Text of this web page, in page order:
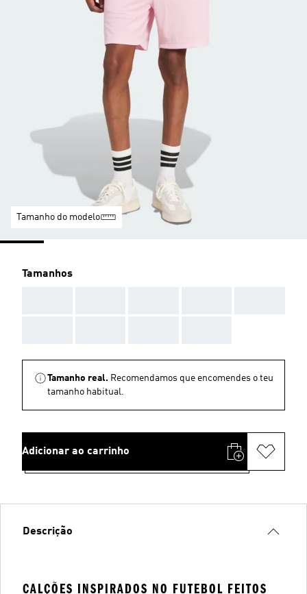
Tamanho do modelo
Tamanhos
Tamanho real. Recomendamos que encomendes o teu
tamanho habitual.
Adicionar ao carrinho
Descrição
CALÇÕES INSPIRADOS NO FUTEBOL FEITOS